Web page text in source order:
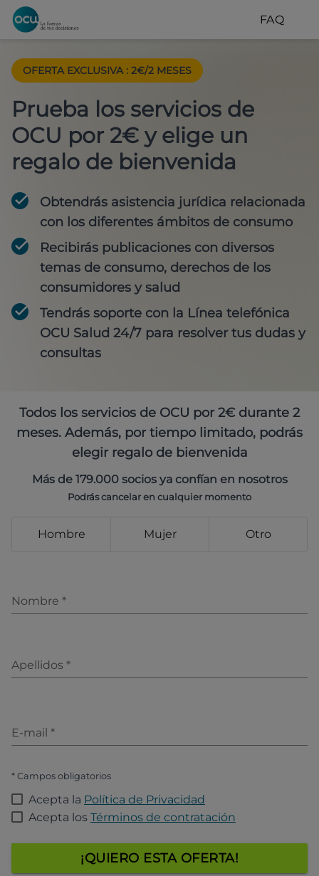
FAQ
OFERTA EXCLUSIVA : 2€/2 MESES
Prueba los servicios de
OCU por 2€ y elige un
regalo de bienvenida
Obtendrás asistencia jurídica relacionada
con los diferentes ámbitos de consumo
Recibirás publicaciones con diversos
temas de consumo, derechos de los
consumidores y salud
Tendrás soporte con la Línea telefónica
OCU Salud 24/7 para resolver tus dudas y
consultas
Todos los servicios de OCU por 2€ durante 2
meses. Además, por tiempo limitado, podrás
elegir regalo de bienvenida
Más de 179.000 socios ya confían en nosotros
Podrás cancelar en cualquier momento
Hombre Mujer Otro
Nombre *
Apellidos *
E-mail *
* Campos obligatorios
Acepta la Política de Privacidad
Acepta los Términos de contratación
¡QUIERO ESTA OFERTA!